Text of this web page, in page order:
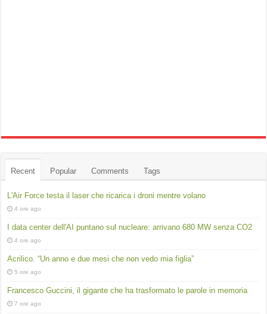
Recent Popular Comments Tags
L'Air Force testa il laser che ricarica i droni mentre volano
4 ore ago
I data center dell'AI puntano sul nucleare: arrivano 680 MW senza CO2
4 ore ago
Acrilico. “Un anno e due mesi che non vedo mia figlia”
5 ore ago
Francesco Guccini, il gigante che ha trasformato le parole in memoria
7 ore ago